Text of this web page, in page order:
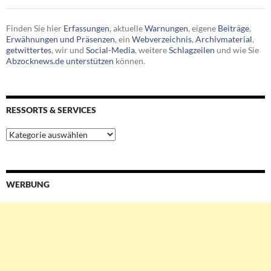
Finden Sie hier Erfassungen, aktuelleWarnungen, eigene Beiträge,
Erwähnungen und Präsenzen, ein Webverzeichnis, Archivmaterial,
getwittertes, wir und Social-Media, weitereSchlagzeilen und wie Sie
Abzocknews.de unterstützen können.
RESSORTS & SERVICES
Ressorts
&
WERBUNG